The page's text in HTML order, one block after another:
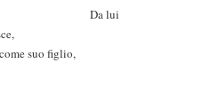
lui
suo figlio,